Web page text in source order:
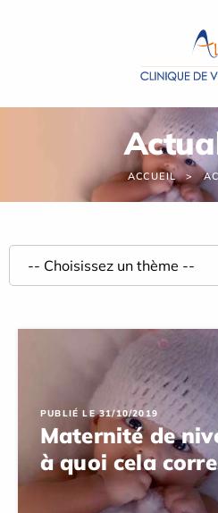
ACCUEIL
PUBLIÉ LE 31/10/2019
Maternité de
à quoi cela